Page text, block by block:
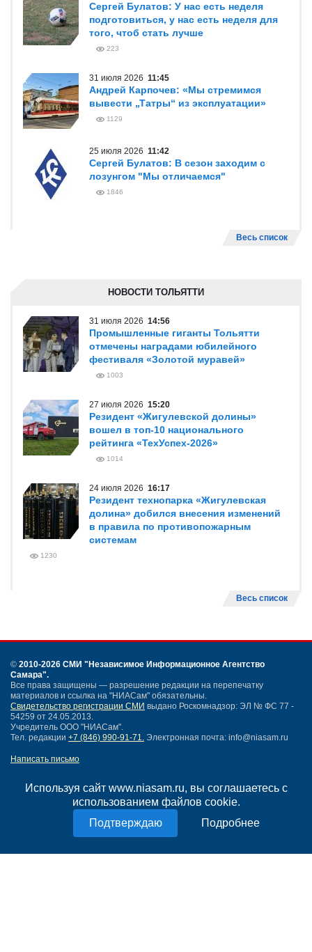
Используя сайт www.niasam.ru, вы соглашаетесь с
использованием файлов cookie.
Подробнее
Сергей Булатов: У нас есть неделя
подготовиться, у нас есть неделя для
того, чтоб стать лучше
223
31 июля 2026 11:45
Андрей Карпочев: «Мы стремимся
вывести „Татры“ из эксплуатации»
1129
25 июля 2026 11:42
Сергей Булатов: В сезон заходим с
лозунгом "Мы отличаемся"
1846
Весь список
НОВОСТИ ТОЛЬЯТТИ
31 июля 2026 14:56
Промышленные гиганты Тольятти
отмечены наградами юбилейного
фестиваля «Золотой муравей»
1003
27 июля 2026 15:20
Резидент «Жигулевской долины»
вошел в топ-10 национального
рейтинга «ТехУспех-2026»
1014
24 июля 2026 16:17
Резидент технопарка «Жигулевская
долина» добился внесения изменений
в правила по противопожарным
системам
1230
Весь список
© 2010-2026 СМИ "Независимое Информационное Агентство
Самара".
Все права защищены — разрешение редакции на перепечатку
материалов и ссылка на "НИАСам" обязательны.
Свидетельство регистрации СМИ выдано Роскомнадзор: ЭЛ № ФС 77 -
54259 от 24.05.2013.
Учредитель ООО "НИАСам".
Тел. редакции +7 (846) 990-91-71. Электронная почта: info@niasam.ru
Написать письмо
Нашли ошибку?
Политика конфиденциальности